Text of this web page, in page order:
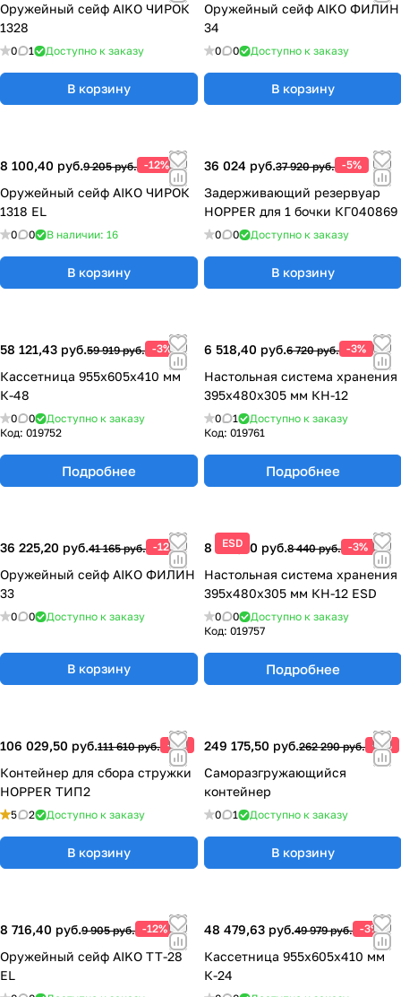
Оружейный сейф AIKO ЧИРОК
1328
0 1 Доступно к заказу
В корзину
Оружейный сейф AIKO ФИЛИН
34
0 0 Доступно к заказу
В корзину
8 100,40 руб.9 205 руб. -12%
Оружейный сейф AIKO ЧИРОК
1318 EL
0 0 В наличии: 16
В корзину
36 024 руб.37 920 руб. -5%
Задерживающий резервуар
HOPPER для 1 бочки КГ040869
0 0 Доступно к заказу
В корзину
58 121,43 руб.59 919 руб. -3%
Кассетница 955х605х410 мм
К-48
0 0
Доступно к заказу
Код: 019752
Подробнее
6 518,40 руб.6 720 руб. -3%
Настольная система хранения
395х480х305 мм КН-12
0 1
Доступно к заказу
Код: 019761
Подробнее
36 225,20 руб.41 165 руб. -12%
Оружейный сейф AIKO ФИЛИН
33
0 0 Доступно к заказу
В корзину
ESD
8 186,80 руб.8 440 руб. -3%
Настольная система хранения
395х480х305 мм КН-12 ESD
0 0
Доступно к заказу
Код: 019757
Подробнее
106 029,50 руб.111 610 руб. -5%
Контейнер для сбора стружки
HOPPER ТИП2
5 2 Доступно к заказу
В корзину
249 175,50 руб.262 290 руб. -5%
Саморазгружающийся
контейнер
0 1 Доступно к заказу
В корзину
8 716,40 руб.9 905 руб. -12%
Оружейный сейф AIKO TT-28
EL
48 479,63 руб.49 979 руб. -3%
Кассетница 955х605х410 мм
К-24